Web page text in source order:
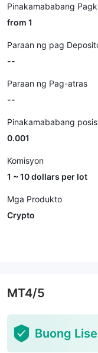
Pinakamababang
from 1
Paraan ng pag
--
Paraan ng Pag-atras
--
Pinakamababang
0.001
Komisyon
1 ~ 10 dollars per lot
Mga Produkto
Crypto
MT4/5
Buong